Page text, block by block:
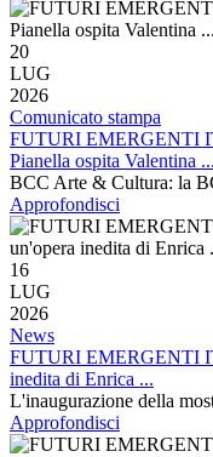
20
LUG
2026
Comunicato stampa
FUTURI EMERGENTI
Pianella ospita Valentina ...
BCC Arte & Cultura: la
Approfondisci
16
LUG
2026
News
FUTURI EMERGENTI
inedita di Enrica ...
L'inaugurazione della
Approfondisci